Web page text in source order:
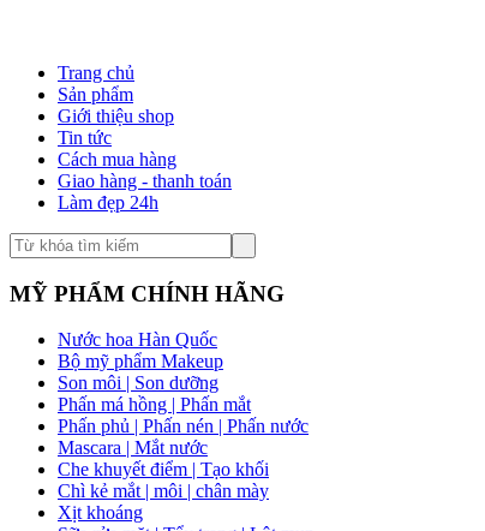
Trang chủ
Sản phẩm
Giới thiệu shop
Tin tức
Cách mua hàng
Giao hàng - thanh toán
Làm đẹp 24h
MỸ PHẨM CHÍNH HÃNG
Nước hoa Hàn Quốc
Bộ mỹ phẩm Makeup
Son môi | Son dưỡng
Phấn má hồng | Phấn mắt
Phấn phủ | Phấn nén | Phấn nước
Mascara | Mắt nước
Che khuyết điểm | Tạo khối
Chì kẻ mắt | môi | chân mày
Xịt khoáng